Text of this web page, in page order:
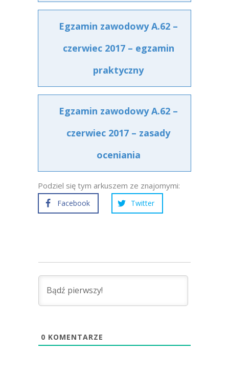
Egzamin zawodowy A.62 –
czerwiec 2017 – egzamin
praktyczny
Egzamin zawodowy A.62 –
czerwiec 2017 – zasady
oceniania
Podziel się tym arkuszem ze znajomymi:
Facebook Twitter
0 KOMENTARZE